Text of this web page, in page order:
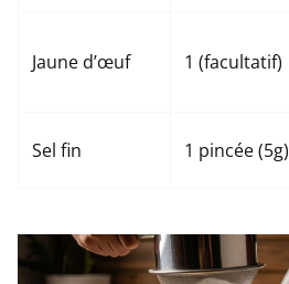
Jaune d’œuf 1 (facultatif)
Sel fin 1 pincée (5g)